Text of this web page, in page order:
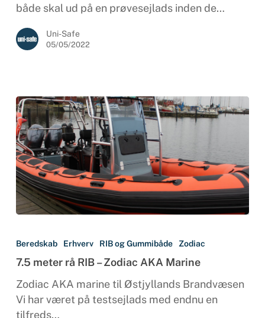
både skal ud på en prøvesejlads inden de…
Uni-Safe
05/05/2022
meter
RIB
–
Zodiac
AKA
Beredskab Erhverv RIB og Gummibåde Zodiac
7.5 meter rå RIB – Zodiac AKA Marine
Zodiac AKA marine til Østjyllands Brandvæsen
Vi har været på testsejlads med endnu en
tilfreds…